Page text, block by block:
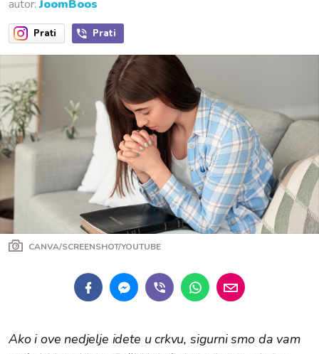
autor:JoomBoos
Prati Prati
CANVA/SCREENSHOT/YOUTUBE
Ako i ove nedjelje idete u crkvu, sigurni smo da vam